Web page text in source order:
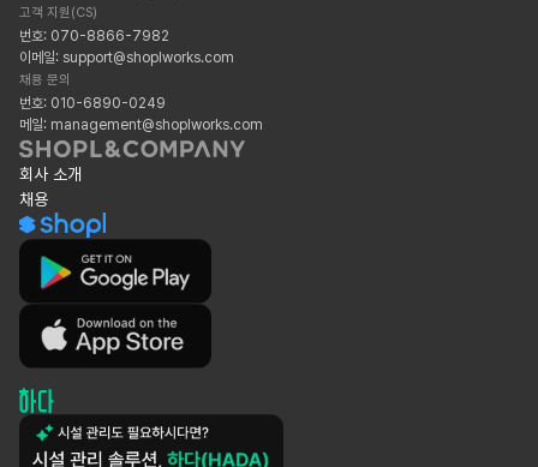
고객 지원(CS)
번호: 070-8866-7982
이메일: support@shoplworks.com
채용 문의
번호: 010-6890-0249
메일: management@shoplworks.com
회사 소개
채용